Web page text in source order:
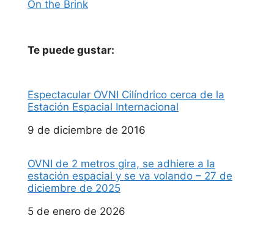
On the Brink
Te puede gustar:
Espectacular OVNI Cilíndrico cerca de la
Estación Espacial Internacional
Fecha
9 de diciembre de 2016
OVNI de 2 metros gira, se adhiere a la
estación espacial y se va volando – 27 de
diciembre de 2025
Fecha
5 de enero de 2026